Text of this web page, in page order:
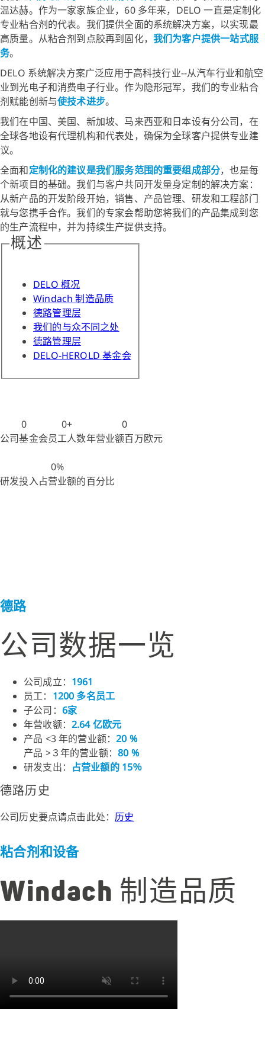
温达赫。作为一家家族企业，60 多年来，DELO 一直是定制化
专业粘合剂的代表。我们提供全面的系统解决方案，以实现最
高质量。从粘合剂到点胶再到固化， 我们为客户提供一站式服
务。
DELO 系统解决方案广泛应用于高科技行业--从汽车行业和航空
业到光电子和消费电子行业。作为隐形冠军，我们的专业粘合
剂赋能创新与使技术进步。
我们在中国、美国、新加坡、马来西亚和日本设有分公司，在
全球各地设有代理机构和代表处，确保为全球客户提供专业建
议。
全面和定制化的建议是我们服务范围的重要组成部分，也是每
个新项目的基础。我们与客户共同开发量身定制的解决方案：
从新产品的开发阶段开始，销售、产品管理、研发和工程部门
就与您携手合作。我们的专家会帮助您将我们的产品集成到您
的生产流程中，并为持续生产提供支持。
概述
DELO 概况
Windach 制造品质
德路管理层
我们的与众不同之处
德路管理层
DELO-HEROLD 基金会
0
公司基金会
0+
员工人数
0
年营业额百万欧元
0%
研发投入占营业额的百分比
德路
公司数据一览
公司成立： 1961
员工： 1200 多名员工
子公司： 6家
年营收额： 2.64 亿欧元
产品 <3 年的营业额：20 %
产品 >３年的营业额： 80 %
研发支出： 占营业额的 15％
德路历史
公司历史要点请点击此处： 历史
粘合剂和设备
Windach 制造品质